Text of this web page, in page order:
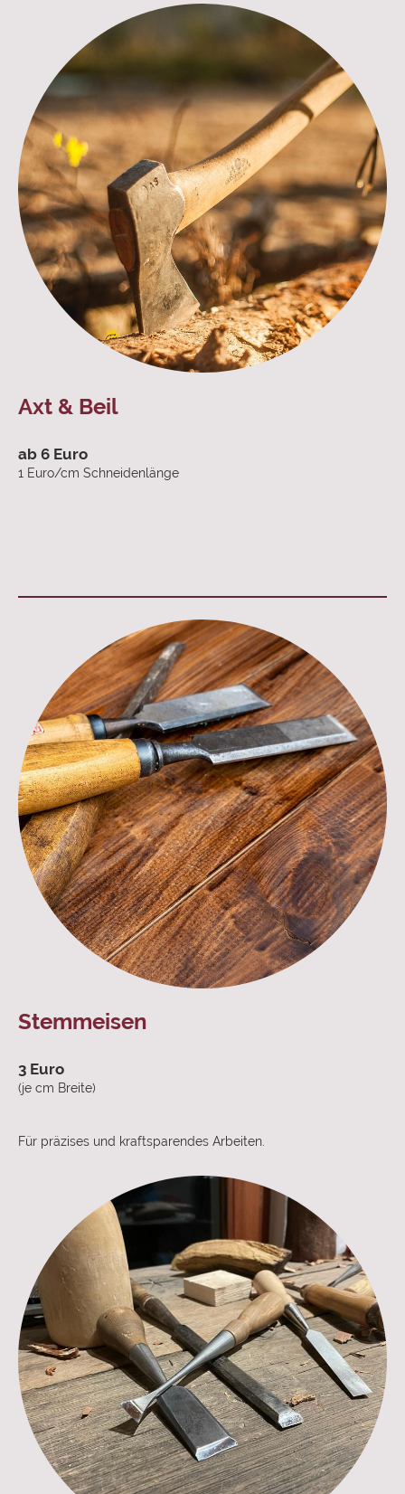
Axt & Beil
ab 6 Euro
1 Euro/cm Schneidenlänge
Stemmeisen
3 Euro
(je cm Breite)
Für präzises und kraftsparendes Arbeiten.